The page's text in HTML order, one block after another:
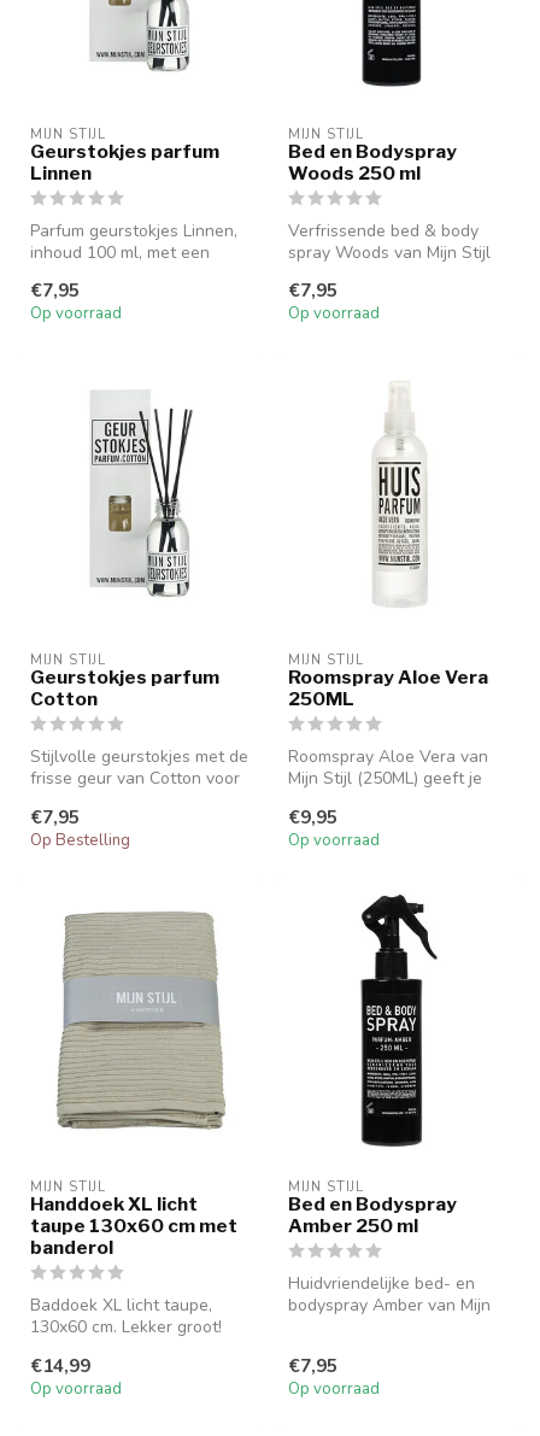
MIJN STIJL
Geurstokjes parfum
Linnen
Parfum geurstokjes Linnen,
inhoud 100 ml, met een
weken.
€7,95
Op voorraad
MIJN STIJL
Bed en Bodyspray
Woods 250 ml
Verfrissende bed & body
spray Woods van Mijn Stijl
beddengoed.
€7,95
Op voorraad
MIJN STIJL
Geurstokjes parfum
Cotton
Stijlvolle geurstokjes met de
frisse geur van Cotton voor
€7,95
Op Bestelling
MIJN STIJL
Roomspray Aloe Vera
250ML
Roomspray Aloe Vera van
Mijn Stijl (250ML) geeft je
€9,95
Op voorraad
MIJN STIJL
Handdoek XL licht
taupe 130x60 cm met
banderol
Baddoek XL licht taupe,
130x60 cm. Lekker groot!
€14,99
Op voorraad
MIJN STIJL
Bed en Bodyspray
Amber 250 ml
Huidvriendelijke bed- en
bodyspray Amber van Mijn
€7,95
Op voorraad